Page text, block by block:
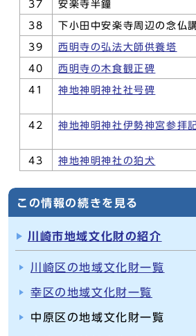
37 安楽寺半鐘
38 下小田中安楽寺周辺の念仏
39 西明寺の弘法大師供養塔
40 西明寺の木食観正碑
41 神地神明神社社号碑
42 神地神明神社伊勢神宮参拝
43 神地神明神社の狛犬
この情報の続きを見る
川崎市地域文化財の紹介
川崎区の地域文化財一覧
幸区の地域文化財一覧
中原区の地域文化財一覧